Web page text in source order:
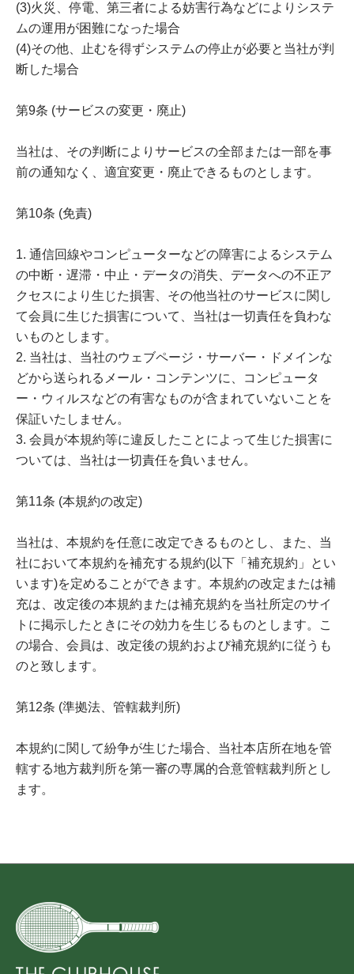
(3)火災、停電、第三者による妨害行為などによりシステ
ムの運用が困難になった場合
(4)その他、止むを得ずシステムの停止が必要と当社が判
断した場合
第9条 (サービスの変更・廃止)
当社は、その判断によりサービスの全部または一部を事
前の通知なく、適宜変更・廃止できるものとします。
第10条 (免責)
1. 通信回線やコンピューターなどの障害によるシステム
の中断・遅滞・中止・データの消失、データへの不正ア
クセスにより生じた損害、その他当社のサービスに関し
て会員に生じた損害について、当社は一切責任を負わな
いものとします。
2. 当社は、当社のウェブページ・サーバー・ドメインな
どから送られるメール・コンテンツに、コンピュータ
ー・ウィルスなどの有害なものが含まれていないことを
保証いたしません。
3. 会員が本規約等に違反したことによって生じた損害に
ついては、当社は一切責任を負いません。
第11条 (本規約の改定)
当社は、本規約を任意に改定できるものとし、また、当
社において本規約を補充する規約(以下「補充規約」とい
います)を定めることができます。本規約の改定または補
充は、改定後の本規約または補充規約を当社所定のサイ
トに掲示したときにその効力を生じるものとします。こ
の場合、会員は、改定後の規約および補充規約に従うも
のと致します。
第12条 (準拠法、管轄裁判所)
本規約に関して紛争が生じた場合、当社本店所在地を管
轄する地方裁判所を第一審の専属的合意管轄裁判所とし
ます。